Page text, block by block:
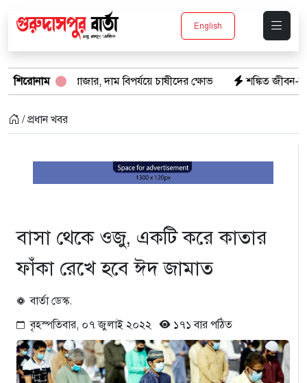
English
শিরোনাম
বাজার, দাম বিপর্যয়ে চাষীদের ক্ষোভ শঙ্কিত জীবন-অনিরাপদ ব্যবসা
/ প্রধান খবর
বাসা থেকে ওজু, একটি করে কাতার
ফাঁকা রেখে হবে ঈদ জামাত
বার্তা ডেস্ক.
বৃহস্পতিবার, ০৭ জুলাই ২০২২
১৭১ বার পঠিত